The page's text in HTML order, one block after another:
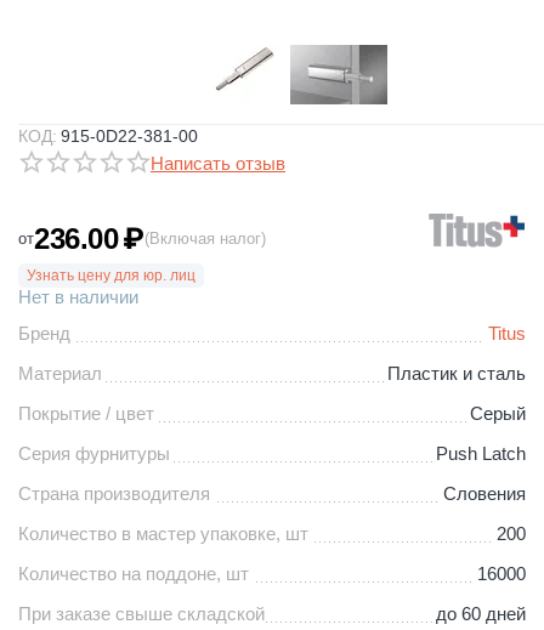
КОД: 915-0D22-381-00
Написать отзыв
от236.00₽(Включая налог)
Узнать цену для юр. лиц
Нет в наличии
Бренд
Titus
Материал
Пластик и сталь
Покрытие / цвет
Серый
Серия фурнитуры
Push Latch
Страна производителя
Словения
Количество в мастер упаковке, шт
200
Количество на поддоне, шт
16000
При заказе свыше складской
до 60 дней